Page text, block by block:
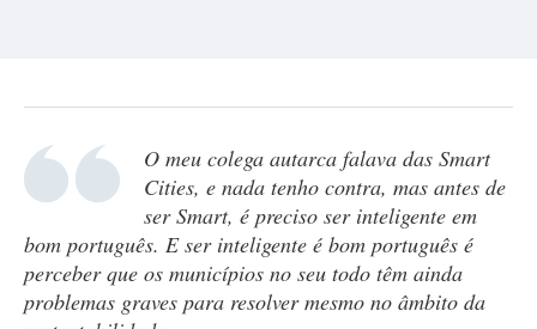
O meu colega autarca falava das Smart
Cities, e nada tenho contra, mas antes de
ser Smart, é preciso ser inteligente em
bom português. E ser inteligente é bom português é
perceber que os municípios no seu todo têm ainda
problemas graves para resolver mesmo no âmbito da